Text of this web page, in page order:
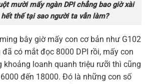
mười mấy ngàn DPI chẳng bao giờ xài
hết thế tại sao người ta vẫn làm?
bây giờ mấy con cơ bản như G102
có mắt đọc 8000 DPI rồi, mấy con
khoảng loanh quanh triệu rưỡi thì cũng
đến 18000. Đó là những con số